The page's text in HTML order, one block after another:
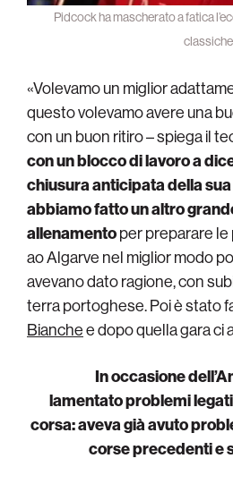
Pidcock ha mascherato a fatica
«Volevamo un miglior
questo volevamo avere una
con un buon ritiro – spiega il
con un blocco di lavoro a
chiusura anticipata della
abbiamo fatto un altro
allenamentoper preparare le
ao Algarve nel miglior modo
avevano dato ragione, con
terra portoghese. Poi è stato
Bianchee dopo quella gara ci
In occasione
lamentato problemi
corsa: aveva già avuto
corse precedenti e